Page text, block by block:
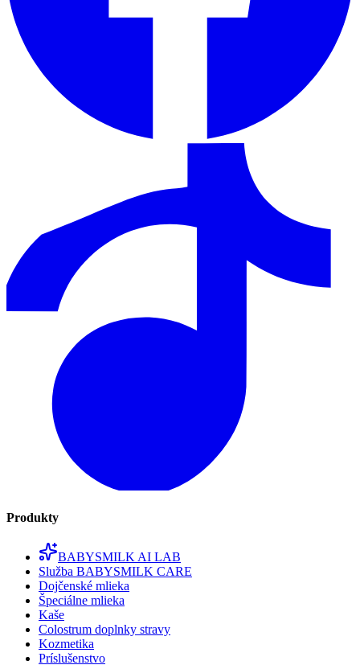
Produkty
BABYSMILK AI LAB
Služba BABYSMILK CARE
Dojčenské mlieka
Špeciálne mlieka
Kaše
Colostrum doplnky stravy
Kozmetika
Príslušenstvo